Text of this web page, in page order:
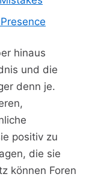
hinaus
und die
denn je.
positiv zu
die sie
können Foren